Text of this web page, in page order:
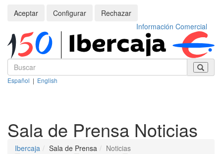
Aceptar
Configurar
Rechazar
Información Comercial
Español | English
Sala de Prensa Noticias
Ibercaja Sala de Prensa Noticias